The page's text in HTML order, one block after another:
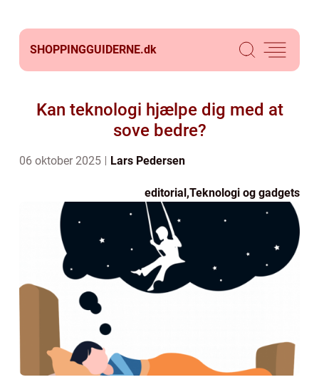
SHOPPINGGUIDERNE.dk
Kan teknologi hjælpe dig med at
sove bedre?
06 oktober 2025 Lars Pedersen
editorial,Teknologi og gadgets